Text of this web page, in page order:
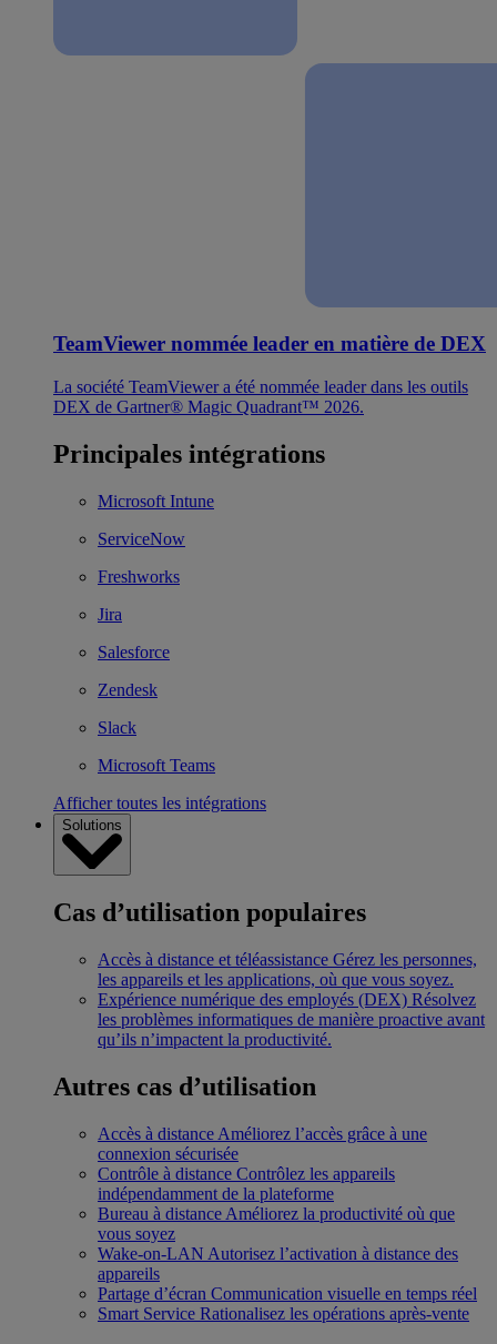
TeamViewer nommée leader en matière de DEX
La société TeamViewer a été nommée leader dans les outils
DEX de Gartner® Magic Quadrant™ 2026.
Principales intégrations
Microsoft Intune
ServiceNow
Freshworks
Jira
Salesforce
Zendesk
Slack
Microsoft Teams
Afficher toutes les intégrations
Solutions
Cas d’utilisation populaires
Accès à distance et téléassistance Gérez les personnes,
les appareils et les applications, où que vous soyez.
Expérience numérique des employés (DEX) Résolvez
les problèmes informatiques de manière proactive avant
qu’ils n’impactent la productivité.
Autres cas d’utilisation
Accès à distance Améliorez l’accès grâce à une
connexion sécurisée
Contrôle à distance Contrôlez les appareils
indépendamment de la plateforme
Bureau à distance Améliorez la productivité où que
vous soyez
Wake-on-LAN Autorisez l’activation à distance des
appareils
Partage d’écran Communication visuelle en temps réel
Smart Service Rationalisez les opérations après-vente